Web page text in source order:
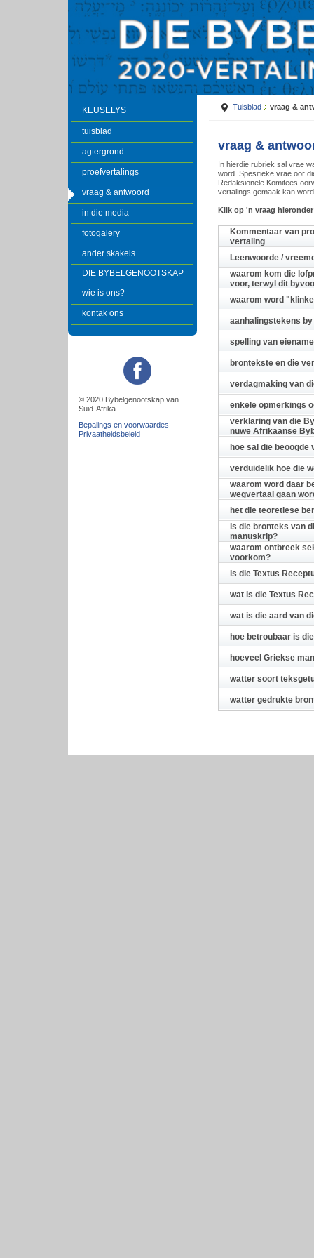
Tuisblad vraag &
vraag &
In hierdie rubriek sal vrae
word. Spesifieke vrae oor
Redaksionele Komitees
vertalings gemaak kan
Klik op 'n vraag
Kommentaar van
vertaling
Leenwoorde /
waarom kom die
voor, terwyl dit
waarom word
aanhalingstekens
spelling van eiename
brontekste en die
verdagmaking van
enkele opmerkings
verklaring van die
nuwe Afrikaanse
hoe sal die
verduidelik hoe die
waarom word daar
wegvertaal gaan
het die teoretiese
is die bronteks van
manuskrip?
waarom ontbreek
voorkom?
is die Textus
wat is die Textus
wat is die aard van
hoe betroubaar is
hoeveel Griekse
watter soort
watter gedrukte
KEUSELYS
tuisblad
agtergrond
proefvertalings
vraag & antwoord
in die media
fotogalery
ander skakels
DIE BYBELGENOOTSKAP
wie is ons?
kontak ons
© 2020 Bybelgenootskap van
Suid-Afrika.
Bepalings en voorwaardes
Privaatheidsbeleid